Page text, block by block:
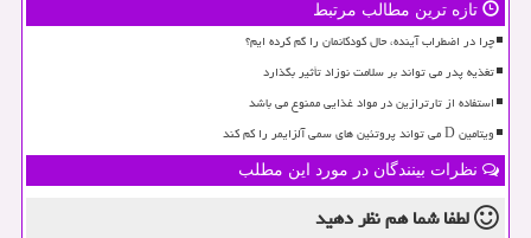
تازه ترین مطالب مرتبط
چرا در اضطراب آینده، حال کودکانمان را گم کرده ایم؟
تغذیه پدر می تواند بر سلامت نوزاد تأثیر بگذارد
استفاده از تارترازین در مواد غذایی ممنوع می باشد
ویتامین D می تواند پروتئین های سمی آلزایمر را کم کند
نظرات بینندگان در مورد این مطلب
لطفا شما همنظر دهید